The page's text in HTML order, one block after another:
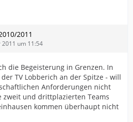
2011
2011 um 11:54
die Begeisterung in Grenzen. In
TV Lobberich an der Spitze - will
Anforderungen nicht
zweit und drittplazierten Teams
kommen überhaupt nicht